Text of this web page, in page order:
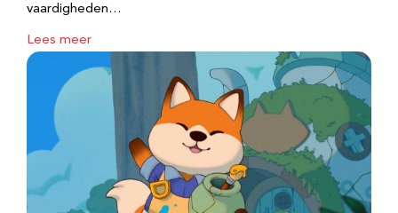
vaardigheden…
Lees meer